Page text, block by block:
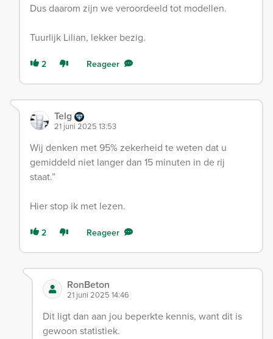
Dus daarom zijn we veroordeeld tot modellen.
Tuurlijk Lilian, lekker bezig.
2 Reageer
Telg
21 juni 2025 13:53
Wij denken met 95% zekerheid te weten dat u
gemiddeld niet langer dan 15 minuten in de rij
staat.”
Hier stop ik met lezen.
2 Reageer
RonBeton
21 juni 2025 14:46
Dit ligt dan aan jou beperkte kennis, want dit is
gewoon statistiek.